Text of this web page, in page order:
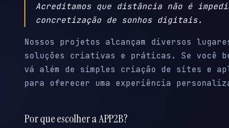
Acreditamos que distância não é
concretização de sonhos digitais.
Nossos projetos alcançam diversos
soluções criativas e práticas. Se você
vá além de simples criação de sites e
para oferecer uma experiência
Por que escolher a APP2B?